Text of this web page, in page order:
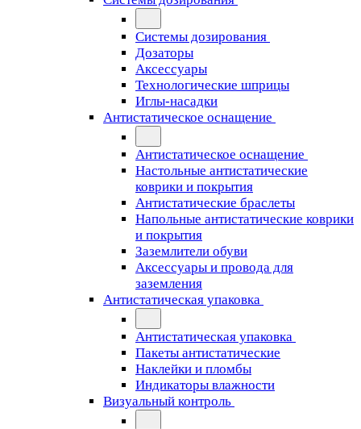
Системы дозирования
Дозаторы
Аксессуары
Технологические шприцы
Иглы-насадки
Антистатическое оснащение
Антистатическое оснащение
Настольные антистатические
коврики и покрытия
Антистатические браслеты
Напольные антистатические коврики
и покрытия
Заземлители обуви
Аксессуары и провода для
заземления
Антистатическая упаковка
Антистатическая упаковка
Пакеты антистатические
Наклейки и пломбы
Индикаторы влажности
Визуальный контроль